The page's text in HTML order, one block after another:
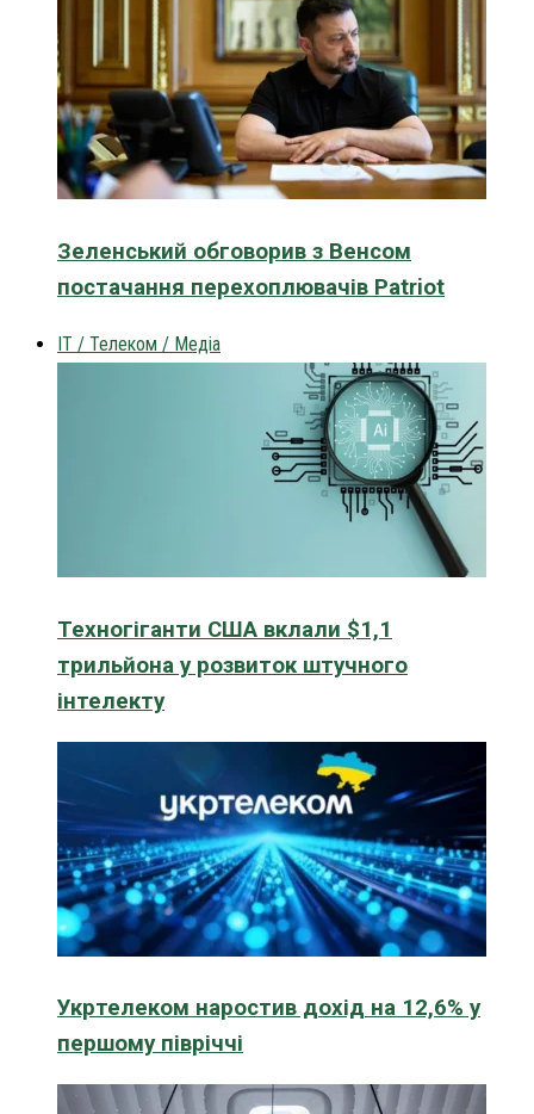
Зеленський обговорив з Венсом
постачання перехоплювачів Patriot
IT / Телеком / Медіа
Техногіганти США вклали $1,1
трильйона у розвиток штучного
інтелекту
Укртелеком наростив дохід на 12,6% у
першому півріччі